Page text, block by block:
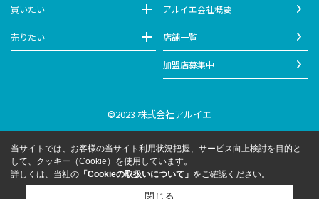
買いたい
売りたい
アルイエ会社概要
店舗一覧
加盟店募集中
©2023 株式会社アルイエ
当サイトでは、お客様の当サイト利用状況把握、サービス向上検討を目的と
して、クッキー（Cookie）を使用しています。
詳しくは、当社の 「Cookieの取扱いについて」 をご確認ください。
閉じる